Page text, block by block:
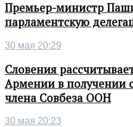
Премьер-министр
парламентскую
30 мая 20:29
Словения
Армении в получении
члена Совбеза ООН
30 мая 20:23